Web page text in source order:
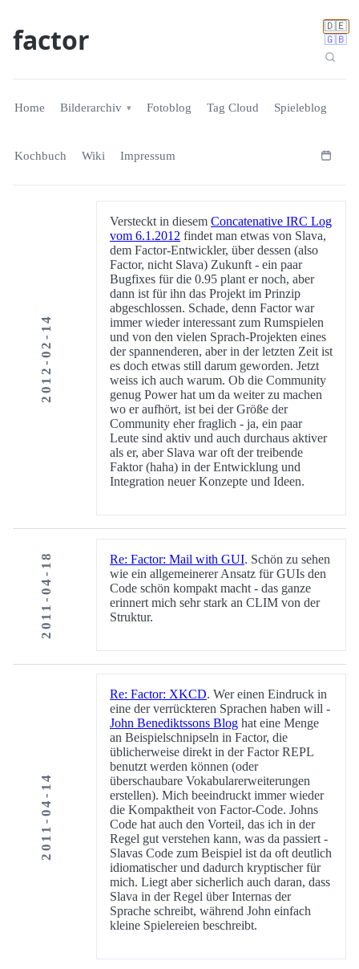
🇩🇪
🇬🇧
factor
Home Bilderarchiv Fotoblog Tag Cloud Spieleblog
Kochbuch Wiki Impressum
2012-02-14
Versteckt in diesem Concatenative IRC Log
vom 6.1.2012 findet man etwas von Slava,
dem Factor-Entwickler, über dessen (also
Factor, nicht Slava) Zukunft - ein paar
Bugfixes für die 0.95 plant er noch, aber
dann ist für ihn das Projekt im Prinzip
abgeschlossen. Schade, denn Factor war
immer wieder interessant zum Rumspielen
und von den vielen Sprach-Projekten eines
der spannenderen, aber in der letzten Zeit ist
es doch etwas still darum geworden. Jetzt
weiss ich auch warum. Ob die Community
genug Power hat um da weiter zu machen
wo er aufhört, ist bei der Größe der
Community eher fraglich - ja, ein paar
Leute sind aktiv und auch durchaus aktiver
als er, aber Slava war oft der treibende
Faktor (haha) in der Entwicklung und
Integration neuer Konzepte und Ideen.
2011-04-18 Re: Factor: Mail with GUI. Schön zu sehen
wie ein allgemeinerer Ansatz für GUIs den
Code schön kompakt macht - das ganze
erinnert mich sehr stark an CLIM von der
Struktur.
2011-04-14
Re: Factor: XKCD. Wer einen Eindruck in
eine der verrückteren Sprachen haben will -
John Benediktssons Blog hat eine Menge
an Beispielschnipseln in Factor, die
üblicherweise direkt in der Factor REPL
benutzt werden können (oder
überschaubare Vokabularerweiterungen
erstellen). Mich beeindruckt immer wieder
die Kompaktheit von Factor-Code. Johns
Code hat auch den Vorteil, das ich in der
Regel gut verstehen kann, was da passiert -
Slavas Code zum Beispiel ist da oft deutlich
idiomatischer und dadurch kryptischer für
mich. Liegt aber sicherlich auch daran, dass
Slava in der Regel über Internas der
Sprache schreibt, während John einfach
kleine Spielereien beschreibt.